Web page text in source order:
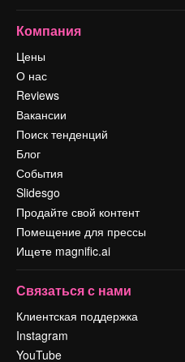
Компания
Цены
О нас
Reviews
Вакансии
Поиск тенденций
Блог
События
Slidesgo
Продайте свой контент
Помещение для прессы
Ищете magnific.ai
Связаться с нами
Клиентская поддержка
Instagram
YouTube